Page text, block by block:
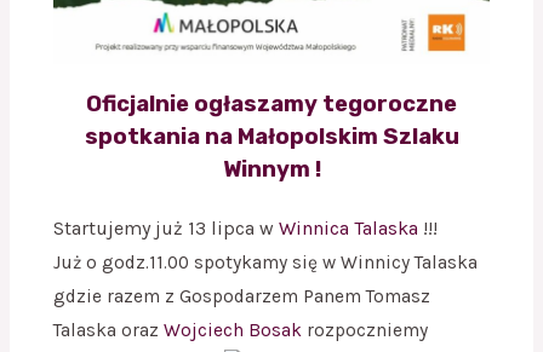
Oficjalnie ogłaszamy tegoroczne
spotkania na Małopolskim Szlaku
Winnym !
Startujemy już 13 lipca w Winnica Talaska !!!
Już o godz.11.00 spotykamy się w Winnicy Talaska
gdzie razem z Gospodarzem Panem Tomasz
Talaska oraz Wojciech Bosakrozpoczniemy